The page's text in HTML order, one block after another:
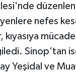
nefes
kıyasıya
Sinop’tan
Yeşidal ve